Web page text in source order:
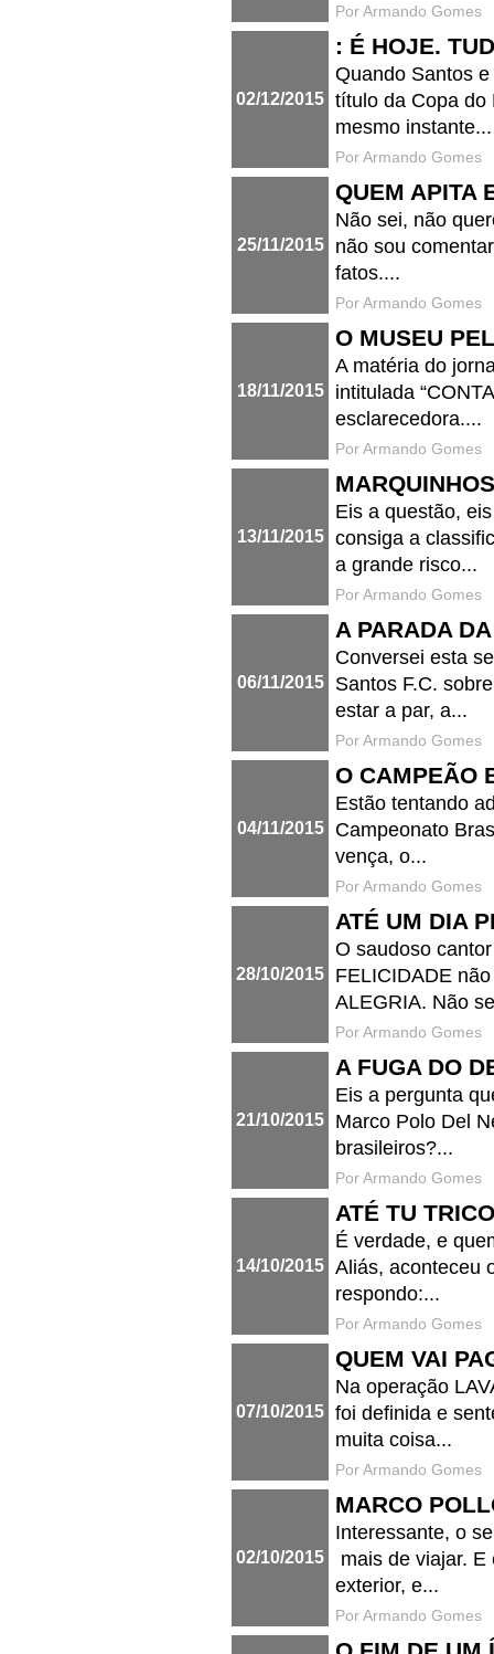
Por Armando Gomes
02/12/2015
: É HOJE.
Quando Santos
título da Copa do
mesmo instante...
Por Armando Gomes
25/11/2015
QUEM APITA
Não sei, não
não sou
fatos....
Por Armando Gomes
18/11/2015
O MUSEU
A matéria do
intitulada
esclarecedora....
Por Armando Gomes
13/11/2015
Eis a questão,
consiga a
a grande risco...
Por Armando Gomes
06/11/2015
A PARADA
Conversei esta
Santos F.C.
estar a par, a...
Por Armando Gomes
04/11/2015
O CAMPEÃO
Estão tentando
Campeonato
vença, o...
Por Armando Gomes
28/10/2015
ATÉ UM DIA
O saudoso
FELICIDADE
ALEGRIA. Não
Por Armando Gomes
21/10/2015
A FUGA DO
Eis a pergunta
Marco Polo Del
brasileiros?...
Por Armando Gomes
14/10/2015
ATÉ TU
É verdade, e
Aliás, aconteceu
respondo:...
Por Armando Gomes
07/10/2015
QUEM VAI
Na operação
foi definida e
muita coisa...
Por Armando Gomes
02/10/2015
MARCO
Interessante, o
mais de viajar.
exterior, e...
Por Armando Gomes